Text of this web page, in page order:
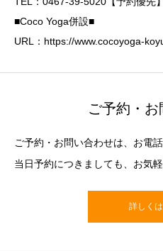
■Coco Yoga併設■
URL：https://www.cocoyoga-
ご予約・
ご予約・お問い合わせは、お電
当日予約につきましても、お気
詳しく